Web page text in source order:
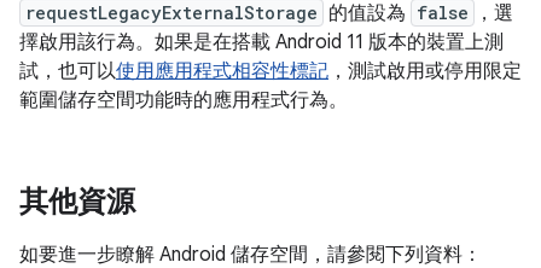
requestLegacyExternalStorage 的值設為 false
，選
擇啟用該行為。如果是在搭載 Android 11 版本的裝置上測
試，也可以使用應用程式相容性標記 ，測試啟用或停用限定
範圍儲存空間功能時的應用程式行為。
其他資源
如要進一步瞭解 Android 儲存空間，請參閱下列資料：